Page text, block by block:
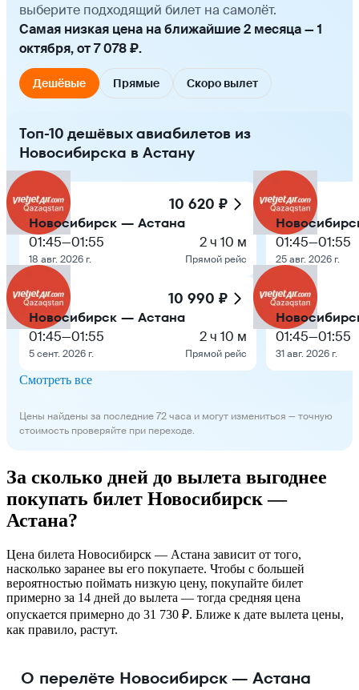
выберите подходящий билет на самолёт.
Самая низкая цена на ближайшие 2 месяца — 1
октября, от 7 078 ₽.
Дешёвые Прямые Скоро вылет
Топ-10 дешёвых авиабилетов из
Новосибирска в Астану
10 620 ₽
Новосибирск — Астана
01:45—01:55
18 авг. 2026 г.
2 ч 10 м
Прямой рейс
10 990 ₽
Новосибирск — Астана
01:45—01:55
5 сент. 2026 г.
2 ч 10 м
Прямой рейс
01:45—01:55
25 авг. 2026 г.
01:45—01:55
31 авг. 2026 г.
Смотреть все
Цены найдены за последние 72 часа и могут измениться — точную
стоимость проверяйте при переходе.
За сколько дней до вылета выгоднее
покупать билет Новосибирск —
Астана?
Цена билета Новосибирск — Астана зависит от того,
насколько заранее вы его покупаете. Чтобы с большей
вероятностью поймать низкую цену, покупайте билет
примерно за 14 дней до вылета — тогда средняя цена
опускается примерно до 31 730 ₽. Ближе к дате вылета цены,
как правило, растут.
О перелёте Новосибирск — Астана